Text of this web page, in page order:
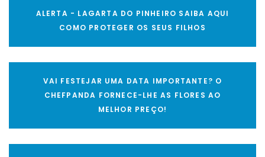
ALERTA - LAGARTA DO PINHEIRO SAIBA AQUI
COMO PROTEGER OS SEUS FILHOS
VAI FESTEJAR UMA DATA IMPORTANTE? O
CHEFPANDA FORNECE-LHE AS FLORES AO
MELHOR PREÇO!